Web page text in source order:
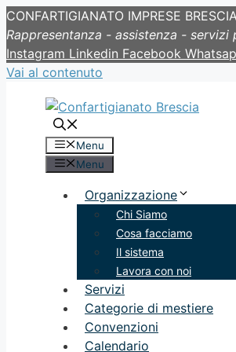
CONFARTIGIANATO IMPRESE
Rappresentanza - assistenza - servizi
Instagram Linkedin Facebook
Vai al contenuto
Menu
Menu
Organizzazione
Chi Siamo
Cosa facciamo
Il sistema
Lavora con noi
Servizi
Categorie di mestiere
Convenzioni
Calendario